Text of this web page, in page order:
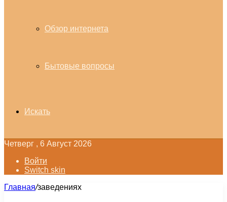
Обзор интернета
Бытовые вопросы
Искать
Четверг , 6 Август 2026
Войти
Switch skin
Главная/заведениях